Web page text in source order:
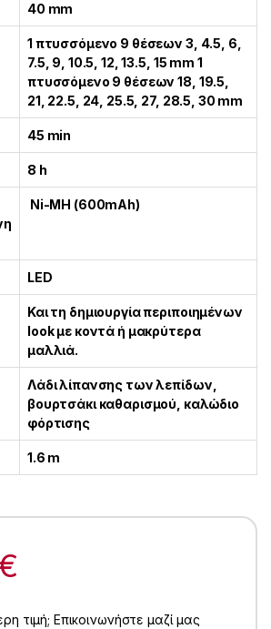
40 mm
1 πτυσσόμενο 9 θέσεων 3, 4.5, 6,
7.5, 9, 10.5, 12, 13.5, 15 mm 1
πτυσσόμενο 9 θέσεων 18, 19.5,
21, 22.5, 24, 25.5, 27, 28.5, 30 mm
45 min
8 h
Ni-MH (600mAh)
LED
Και τη δημιουργία περιποιημένων
look με κοντά ή μακρύτερα
μαλλιά.
Λάδι λίπανσης των λεπίδων,
βουρτσάκι καθαρισμού, καλώδιο
φόρτισης
1.6 m
τιμή; Επικοινωνήστε μαζί μας